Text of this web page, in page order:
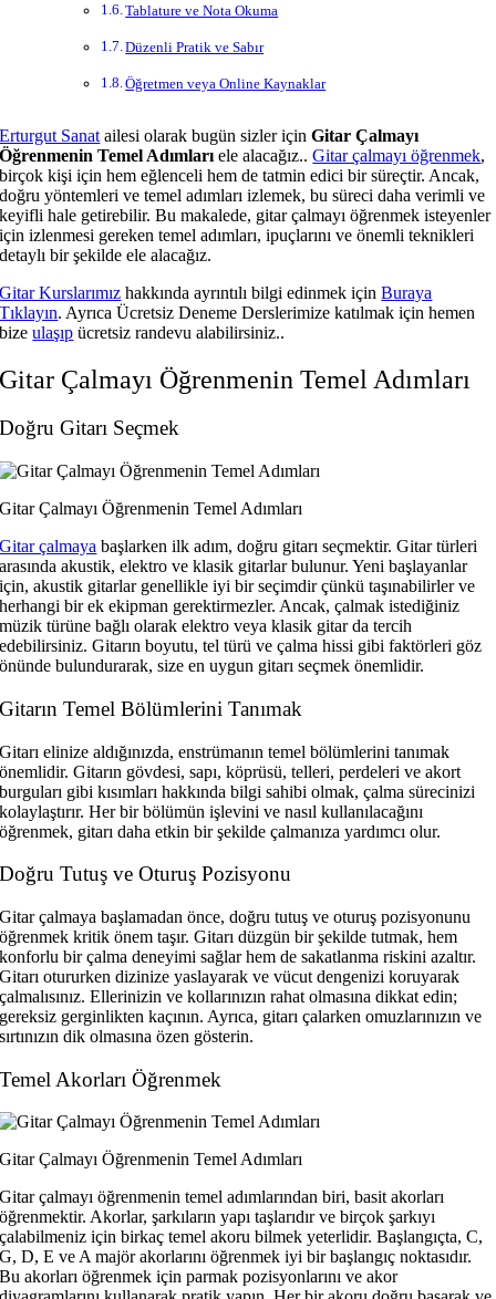
Tablature ve Nota Okuma
Düzenli Pratik ve Sabır
Öğretmen veya Online Kaynaklar
Erturgut Sanat ailesi olarak bugün sizler içinGitar Çalmayı
Öğrenmenin Temel Adımları ele alacağız..Gitar çalmayı öğrenmek,
birçok kişi için hem eğlenceli hem de tatmin edici bir süreçtir. Ancak,
doğru yöntemleri ve temel adımları izlemek, bu süreci daha verimli ve
keyifli hale getirebilir. Bu makalede, gitar çalmayı öğrenmek isteyenler
için izlenmesi gereken temel adımları, ipuçlarını ve önemli teknikleri
detaylı bir şekilde ele alacağız.
Gitar Kurslarımız hakkında ayrıntılı bilgi edinmek içinBuraya
Tıklayın. Ayrıca Ücretsiz Deneme Derslerimize katılmak için hemen
bizeulaşıp ücretsiz randevu alabilirsiniz..
Gitar Çalmayı Öğrenmenin Temel Adımları
Doğru Gitarı Seçmek
Gitar Çalmayı Öğrenmenin Temel Adımları
Gitar çalmaya başlarken ilk adım, doğru gitarı seçmektir. Gitar türleri
arasında akustik, elektro ve klasik gitarlar bulunur. Yeni başlayanlar
için, akustik gitarlar genellikle iyi bir seçimdir çünkü taşınabilirler ve
herhangi bir ek ekipman gerektirmezler. Ancak, çalmak istediğiniz
müzik türüne bağlı olarak elektro veya klasik gitar da tercih
edebilirsiniz. Gitarın boyutu, tel türü ve çalma hissi gibi faktörleri göz
önünde bulundurarak, size en uygun gitarı seçmek önemlidir.
Gitarın Temel Bölümlerini Tanımak
Gitarı elinize aldığınızda, enstrümanın temel bölümlerini tanımak
önemlidir. Gitarın gövdesi, sapı, köprüsü, telleri, perdeleri ve akort
burguları gibi kısımları hakkında bilgi sahibi olmak, çalma sürecinizi
kolaylaştırır. Her bir bölümün işlevini ve nasıl kullanılacağını
öğrenmek, gitarı daha etkin bir şekilde çalmanıza yardımcı olur.
Doğru Tutuş ve Oturuş Pozisyonu
Gitar çalmaya başlamadan önce, doğru tutuş ve oturuş pozisyonunu
öğrenmek kritik önem taşır. Gitarı düzgün bir şekilde tutmak, hem
konforlu bir çalma deneyimi sağlar hem de sakatlanma riskini azaltır.
Gitarı otururken dizinize yaslayarak ve vücut dengenizi koruyarak
çalmalısınız. Ellerinizin ve kollarınızın rahat olmasına dikkat edin;
gereksiz gerginlikten kaçının. Ayrıca, gitarı çalarken omuzlarınızın ve
sırtınızın dik olmasına özen gösterin.
Temel Akorları Öğrenmek
Gitar Çalmayı Öğrenmenin Temel Adımları
Gitar çalmayı öğrenmenin temel adımlarından biri, basit akorları
öğrenmektir. Akorlar, şarkıların yapı taşlarıdır ve birçok şarkıyı
çalabilmeniz için birkaç temel akoru bilmek yeterlidir. Başlangıçta, C,
G, D, E ve A majör akorlarını öğrenmek iyi bir başlangıç noktasıdır.
Bu akorları öğrenmek için parmak pozisyonlarını ve akor